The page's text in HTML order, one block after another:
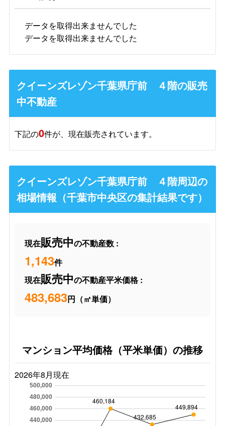
データを取得出来ませんでした
データを取得出来ませんでした
クイーンズレゾン千葉県庁前 ４階の販売
中不動産
下記の0件が、現在販売されています。
クイーンズレゾン千葉県庁前 ４階周辺の
相場情報（千葉市中央区の集計結果です）
現在販売中の不動産数 :
1,143件
現在販売中の不動産平米価格 :
483,683円（㎡単価）
マンション平均価格（平米単価）の推移
2026年8月現在
440,000
460,000
480,000
500,000
460,184
432,685
449,894